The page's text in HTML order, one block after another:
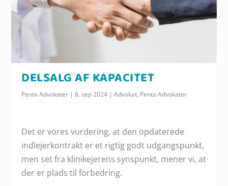
DELSALG AF KAPACITET
Penta Advokater |6. sep 2024 |Advokat, Penta Advokater
Det er vores vurdering, at den opdaterede
indlejerkontrakt er et rigtig godt udgangspunkt,
men set fra klinikejerens synspunkt, mener vi, at
der er plads til forbedring.